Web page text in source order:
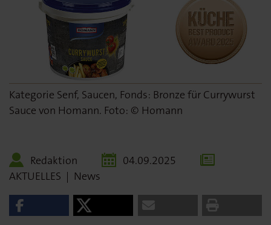
Kategorie Senf, Saucen, Fonds: Bronze für Currywurst
Sauce von Homann. Foto: © Homann
Redaktion
04.09.2025
AKTUELLES | News